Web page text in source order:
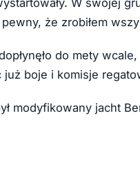
W swojej
że zrobiłem
do mety
już boje i komisje
modyfikowany jacht